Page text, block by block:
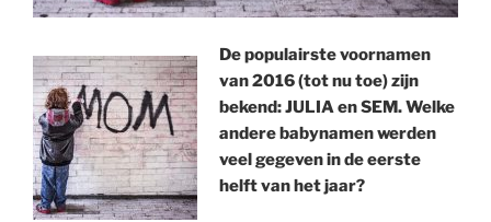
De populairste voornamen
van 2016 (tot nu toe) zijn
bekend: JULIA en SEM. Welke
andere babynamen werden
veel gegeven in de eerste
helft van het jaar?